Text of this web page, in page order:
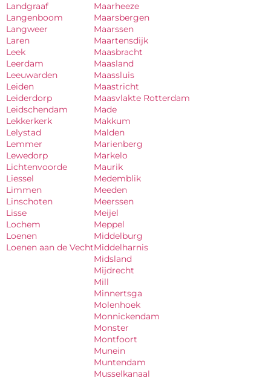
Landgraaf
Langenboom
Langweer
Laren
Leek
Leerdam
Leeuwarden
Leiden
Leiderdorp
Leidschendam
Lekkerkerk
Lelystad
Lemmer
Lewedorp
Lichtenvoorde
Liessel
Limmen
Linschoten
Lisse
Lochem
Loenen
Loenen aan de Vecht
Maarheeze
Maarsbergen
Maarssen
Maartensdijk
Maasbracht
Maasland
Maassluis
Maastricht
Maasvlakte Rotterdam
Made
Makkum
Malden
Marienberg
Markelo
Maurik
Medemblik
Meeden
Meerssen
Meijel
Meppel
Middelburg
Middelharnis
Midsland
Mijdrecht
Mill
Minnertsga
Molenhoek
Monnickendam
Monster
Montfoort
Munein
Muntendam
Musselkanaal